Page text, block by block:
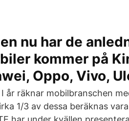
nu har de
kommer på
Oppo, Vivo,
år räknar mobilbranschen
1/3 av dessa beräknas